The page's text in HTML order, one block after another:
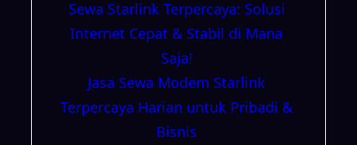
Sewa Starlink Terpercaya: Solusi
Internet Cepat & Stabil di Mana
Saja!
Jasa Sewa Modem Starlink
Terpercaya Harian untuk Pribadi &
Bisnis